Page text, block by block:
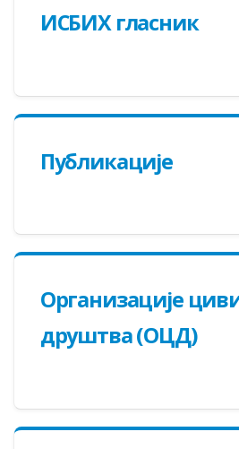
ИСБИХ гласник
Публикације
Oрганизације
друштва (ОЦД)